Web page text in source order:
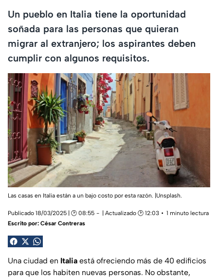
Un pueblo en Italia tiene la oportunidad
soñada para las personas que quieran
migrar al extranjero; los aspirantes deben
cumplir con algunos requisitos.
Las casas en Italia están a un bajo costo por esta razón. |Unsplash.
Publicado 18/03/2025 | 🕑 08:55 | Actualizado 🕑 12:03
1 minuto lectura
Escrito por: César Contreras
Una ciudad en Italia está ofreciendo más de 40 edificios
para que los habiten nuevas personas. No obstante,